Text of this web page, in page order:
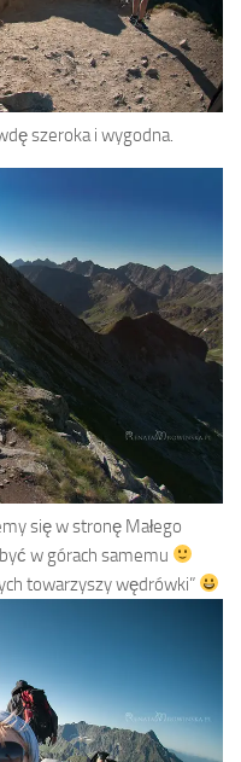
szeroka i wygodna.
się w stronę Małego
w górach samemu
towarzyszy wędrówki”